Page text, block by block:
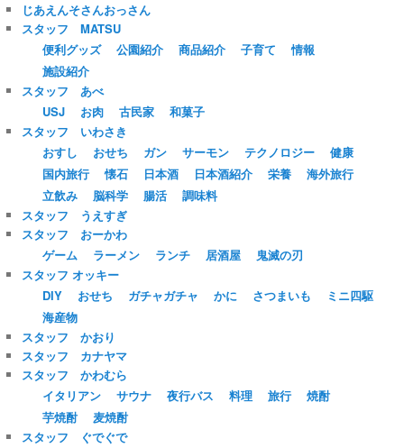
じあえんそさんおっさん
スタッフ MATSU
便利グッズ
公園紹介 商品紹介 子育て
情報
施設紹介
スタッフ あべ
USJ
お肉 古民家
和菓子
スタッフ いわさき
おすし
おせち ガン サーモン テクノロジー
健康
国内旅行
懐石 日本酒 日本酒紹介 栄養
海外旅行
立飲み
脳科学 腸活
調味料
スタッフ うえすぎ
スタッフ おーかわ
ゲーム
ラーメン ランチ 居酒屋
鬼滅の刃
スタッフ オッキー
DIY
おせち ガチャガチャ かに さつまいも
ミニ四駆
海産物
スタッフ かおり
スタッフ カナヤマ
スタッフ かわむら
イタリアン
サウナ 夜行バス 料理 旅行
焼酎
芋焼酎
麦焼酎
スタッフ ぐでぐで